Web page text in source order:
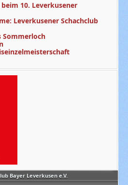
Bayer Leverkusen e.V.
10. Leverkusener
Leverkusener Schachclub
Sommerloch